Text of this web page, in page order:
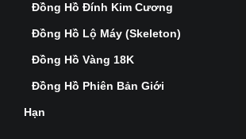
Đồng Hồ Đính Kim Cương
Đồng Hồ Lộ Máy (Skeleton)
Đồng Hồ Vàng 18K
Đồng Hồ Phiên Bản Giới
Hạn